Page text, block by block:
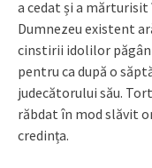
a cedat și a
Dumnezeu existent
cinstirii idolilor
pentru ca după o
judecătorului său.
răbdat în mod slăvit
credința.